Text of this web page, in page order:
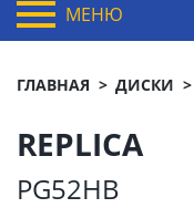
МЕНЮ
ГЛАВНАЯ ДИСКИ
REPLICA
PG52HB